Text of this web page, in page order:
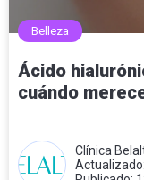
Belleza
Ácido
cuándo
Clínica